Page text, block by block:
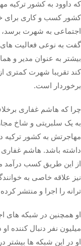
که داوود به کشور ترکیه
کشور کسب و کاری برای
اجتماعی به شهرت
گفت به نوعی فعالیت‌
بیشتر به عنوان مدیر و
کند تقریبا شهرت کمتری
برخوردار است.
چرا که هاشم غفاری
به یک سلبریتی و شاخ
مهاجرتش به کشور ترکیه
داشته باشد. هاشم
از این طریق کسب درآمد
نیز علاقه خاصی به
ترانه را اجرا و منتشر
او همچنین در شبکه‌ های
میلیون نفر دنبال کننده
او در این شبکه‌ ها